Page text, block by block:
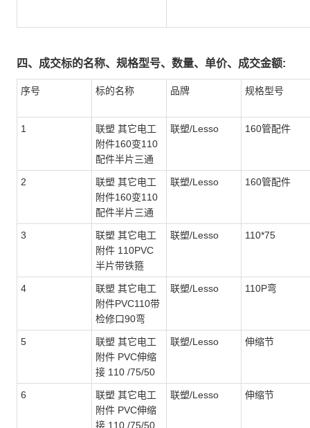
四、成交标的名称、规格型号、数量、单价、成交金额:
序号 标的名称 品牌 规格型号
1
联塑 其它电工
附件160变110
配件半片三通
联塑/Lesso 160管配件
2
联塑 其它电工
附件160变110
配件半片三通
联塑/Lesso 160管配件
3
联塑 其它电工
附件 110PVC
半片带铁箍
联塑/Lesso 110*75
4
联塑 其它电工
附件PVC110带
检修口90弯
联塑/Lesso 110P弯
5
联塑 其它电工
附件 PVC伸缩
接 110 /75/50
联塑/Lesso 伸缩节
6
联塑 其它电工
附件 PVC伸缩
接 110 /75/50
联塑/Lesso 伸缩节